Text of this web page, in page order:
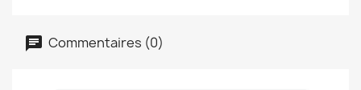
Commentaires (0)